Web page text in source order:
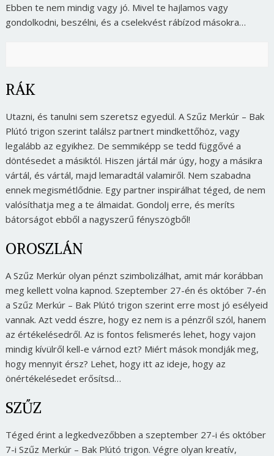
Ebben te nem mindig vagy jó. Mivel te hajlamos vagy
gondolkodni, beszélni, és a cselekvést rábízod másokra…
RÁK
Utazni, és tanulni sem szeretsz egyedül. A Szűz Merkúr – Bak
Plútó trigon szerint találsz partnert mindkettőhöz, vagy
legalább az egyikhez. De semmiképp se tedd függővé a
döntésedet a másiktól. Hiszen jártál már úgy, hogy a másikra
vártál, és vártál, majd lemaradtál valamiről. Nem szabadna
ennek megismétlődnie. Egy partner inspirálhat téged, de nem
valósíthatja meg a te álmaidat. Gondolj erre, és meríts
bátorságot ebből a nagyszerű fényszögből!
OROSZLÁN
A Szűz Merkúr olyan pénzt szimbolizálhat, amit már korábban
meg kellett volna kapnod. Szeptember 27-én és október 7-én
a Szűz Merkúr – Bak Plútó trigon szerint erre most jó esélyeid
vannak. Azt vedd észre, hogy ez nem is a pénzről szól, hanem
az értékelésedről. Az is fontos felismerés lehet, hogy vajon
mindig kívülről kell-e várnod ezt? Miért mások mondják meg,
hogy mennyit érsz? Lehet, hogy itt az ideje, hogy az
önértékelésedet erősítsd…
SZŰZ
Téged érint a legkedvezőbben a szeptember 27-i és október
7-i Szűz Merkúr – Bak Plútó trigon. Végre olyan kreatív,